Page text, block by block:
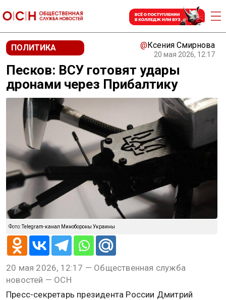
ПОЛИТИКА @Ксения Смирнова
20 мая 2026, 12:17
Песков: ВСУ готовят удары
дронами через Прибалтику
Фото:Telegram-канал Минобороны Украины
20 мая 2026, 12:17 — Общественная служба
новостей — ОСН
Пресс-секретарь президента России Дмитрий